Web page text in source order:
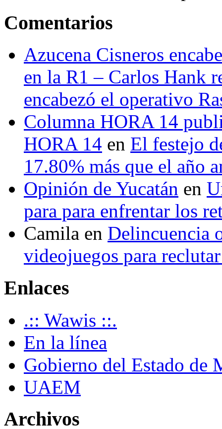
Comentarios
Azucena Cisneros
en la R1 – Carlos Hank
encabezó el operativo
Columna HORA 14
HORA 14 en El festejo
17.80% más que el año
Opinión de Yucatán en
para para enfrentar los
Camila en Delincuencia
videojuegos para
Enlaces
.:: Wawis ::.
En la línea
Gobierno del Estado de
UAEM
Archivos